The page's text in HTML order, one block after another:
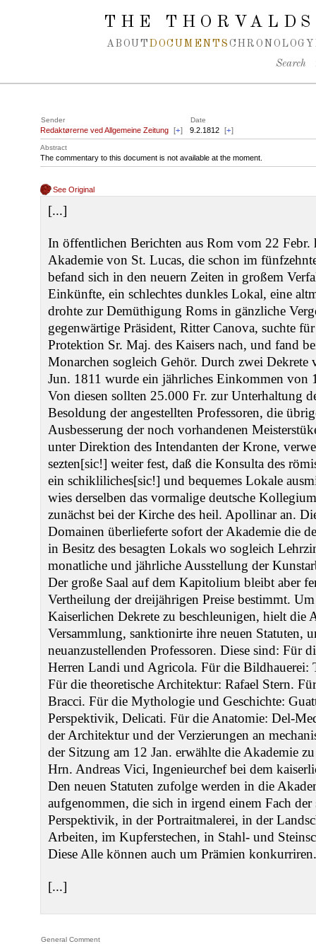
Spring navigation over
THE
ABOUT DOCUMENTS CHRONOLOGY
Search
Sender Date
Redaktørerne ved Allgemeine Zeitung [+] 9.2.1812 [+]
Abstract
The commentary to this document is not available at the moment.
See Original
[...]
In öffentlichen Berichten aus Rom vom 22 Febr.
Akademie von St. Lucas, die schon im
befand sich in den neuern Zeiten in großem
Einkünfte, ein schlechtes dunkles Lokal, eine
drohte zur Demüthigung Roms in gänzliche
gegenwärtige Präsident, Ritter Canova, suchte
Protektion Sr. Maj. des Kaisers nach, und fand
Monarchen sogleich Gehör. Durch zwei
Jun. 1811 wurde ein jährliches Einkommen von
Von diesen sollten 25.000 Fr. zur Unterhaltung
Besoldung der angestellten Professoren, die
Ausbesserung der noch vorhandenen
unter Direktion des Intendanten der Krone,
sezten[sic!] weiter fest, daß die Konsulta des
ein schikliliches[sic!] und bequemes Lokale
wies derselben das vormalige deutsche
zunächst bei der Kirche des heil. Apollinar an.
Domainen überlieferte sofort der Akademie die
in Besitz des besagten Lokals wo sogleich
monatliche und jährliche Ausstellung der
Der große Saal auf dem Kapitolium bleibt aber
Vertheilung der dreijährigen Preise bestimmt.
Kaiserlichen Dekrete zu beschleunigen, hielt die
Versammlung, sanktionirte ihre neuen Statuten,
neuanzustellenden Professoren. Diese sind: Für
Herren Landi und Agricola. Für die Bildhauerei:
Für die theoretische Architektur: Rafael Stern.
Bracci. Für die Mythologie und Geschichte:
Perspektivik, Delicati. Für die Anatomie: Del-
der Architektur und der Verzierungen an
der Sitzung am 12 Jan. erwählte die Akademie
Hrn. Andreas Vici, Ingenieurchef bei dem
Den neuen Statuten zufolge werden in die
aufgenommen, die sich in irgend einem Fach
Perspektivik, in der Portraitmalerei, in der
Arbeiten, im Kupferstechen, in Stahl- und
Diese Alle können auch um Prämien konkurriren.
[...]
General Comment